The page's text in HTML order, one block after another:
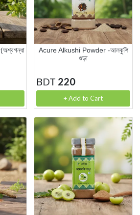
Acure Alkushi Powder -আলকুশি
গুড়া
BDT 220
+ Add to Cart